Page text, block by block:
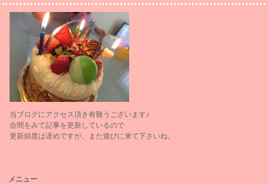
当ブログにアクセス頂き有難うございます♪
合間をみて記事を更新しているので
更新頻度は遅めですが、また遊びに来て下さいね。
メニュー